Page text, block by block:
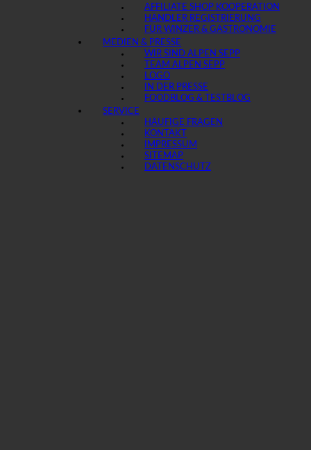
AFFILIATE SHOP KOOPERATION
HÄNDLER REGISTRIERUNG
FÜR WINZER & GASTRONOMIE
MEDIEN & PRESSE
WIR SIND ALPEN SEPP
TEAM ALPEN SEPP
LOGO
IN DER PRESSE
FOODBLOG & TESTBLOG
SERVICE
HÄUFIGE FRAGEN
KONTAKT
IMPRESSUM
SITEMAP
DATENSCHUTZ